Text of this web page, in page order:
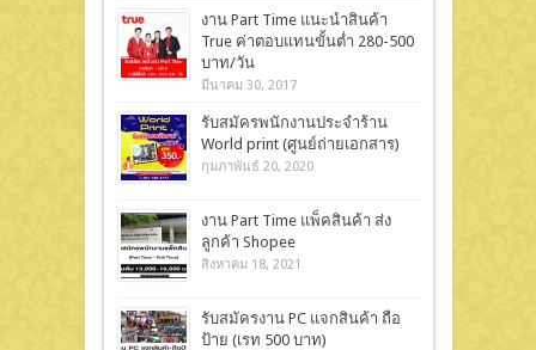
งาน Part Time แนะนำสินค้า
True ค่าตอบแทนขั้นต่ำ 280-500
บาท/วัน
มีนาคม 30, 2017
รับสมัครพนักงานประจำร้าน
World print (ศูนย์ถ่ายเอกสาร)
กุมภาพันธ์ 20, 2020
งาน Part Time แพ็คสินค้า ส่ง
ลูกค้า Shopee
สิงหาคม 18, 2021
รับสมัครงาน PC แจกสินค้า ถือ
ป้าย (เรท 500 บาท)